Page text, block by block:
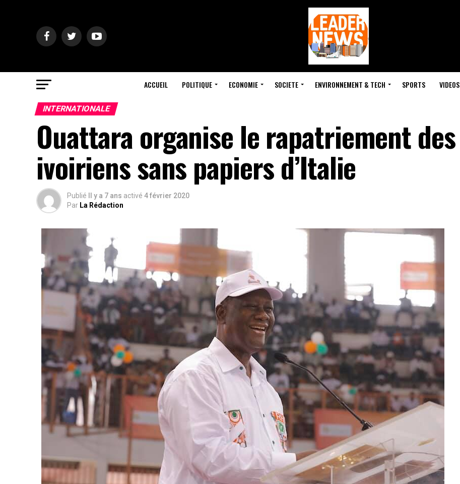
ACCUEIL POLITIQUE ECONOMIE SOCIETE ENVIRONNEMENT & TECH SPORTS VIDEOS
INTERNATIONALE
Ouattara organise le rapatriement des
ivoiriens sans papiers d’Italie
Publié Il y a 7 ans activé 4 février 2020
Par La Rédaction